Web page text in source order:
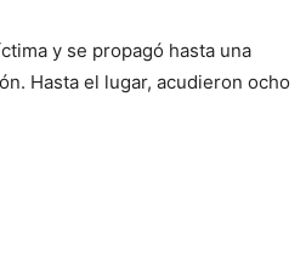
y se propagó hasta una
Hasta el lugar, acudieron ocho